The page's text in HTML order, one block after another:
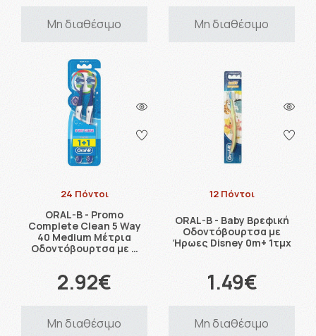
Μη διαθέσιμο Μη διαθέσιμο
24 Πόντοι
ORAL-B - Promo
Complete Clean 5 Way
40 Medium Μέτρια
Οδοντόβουρτσα με …
2.92€
Μη διαθέσιμο
12 Πόντοι
ORAL-B - Baby Βρεφική
Οδοντόβουρτσα με
Ήρωες Disney 0m+ 1τμχ
1.49€
Μη διαθέσιμο